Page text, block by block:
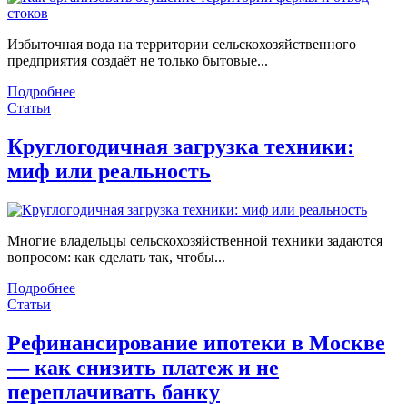
Избыточная вода на территории сельскохозяйственного
предприятия создаёт не только бытовые...
Подробнее
Статьи
Круглогодичная загрузка техники:
миф или реальность
Многие владельцы сельскохозяйственной техники задаются
вопросом: как сделать так, чтобы...
Подробнее
Статьи
Рефинансирование ипотеки в Москве
— как снизить платеж и не
переплачивать банку